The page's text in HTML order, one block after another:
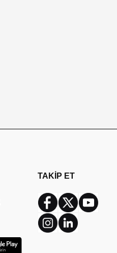
TAKİP ET
Facebook
Twitter
InstagramLinkedin